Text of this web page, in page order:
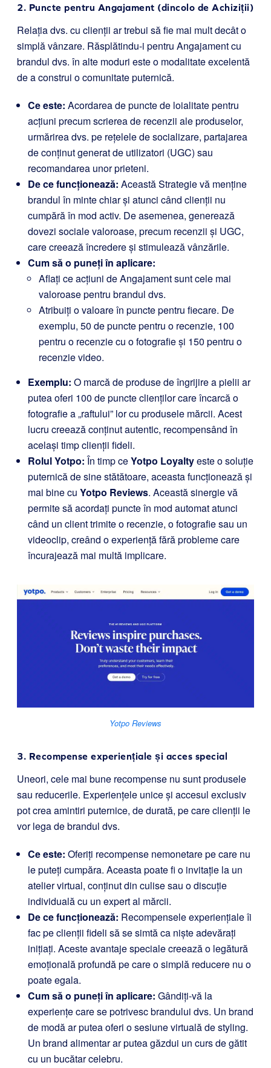
2. Puncte pentru Angajament (dincolo de Achiziții)
Relația dvs. cu clienții ar trebui să fie mai mult decât o
simplă vânzare. Răsplătindu-i pentru Angajament cu
brandul dvs. în alte moduri este o modalitate excelentă
de a construi o comunitate puternică.
Ce este: Acordarea de puncte de loialitate pentru
acțiuni precum scrierea de recenzii ale produselor,
urmărirea dvs. pe rețelele de socializare, partajarea
de conținut generat de utilizatori (UGC) sau
recomandarea unor prieteni.
De ce funcționează: Această Strategie vă menține
brandul în minte chiar și atunci când clienții nu
cumpără în mod activ. De asemenea, generează
dovezi sociale valoroase, precum recenzii și UGC,
care creează încredere și stimulează vânzările.
Cum să o puneți în aplicare:
Aflați ce acțiuni de Angajament sunt cele mai
valoroase pentru brandul dvs.
Atribuiți o valoare în puncte pentru fiecare. De
exemplu, 50 de puncte pentru o recenzie, 100
pentru o recenzie cu o fotografie și 150 pentru o
recenzie video.
Exemplu: O marcă de produse de îngrijire a pielii ar
putea oferi 100 de puncte clienților care încarcă o
fotografie a „raftului” lor cu produsele mărcii. Acest
lucru creează conținut autentic, recompensând în
același timp clienții fideli.
Rolul Yotpo: În timp ceYotpo Loyaltyeste o soluție
puternică de sine stătătoare, aceasta funcționează și
mai bine cu Yotpo Reviews. Această sinergie vă
permite să acordați puncte în mod automat atunci
când un client trimite o recenzie, o fotografie sau un
videoclip, creând o experiență fără probleme care
încurajează mai multă implicare.
Yotpo Reviews
3. Recompense experiențiale și acces special
Uneori, cele mai bune recompense nu sunt produsele
sau reducerile. Experiențele unice și accesul exclusiv
pot crea amintiri puternice, de durată, pe care clienții le
vor lega de brandul dvs.
Ce este: Oferiți recompense nemonetare pe care nu
le puteți cumpăra. Aceasta poate fi o invitație la un
atelier virtual, conținut din culise sau o discuție
individuală cu un expert al mărcii.
De ce funcționează: Recompensele experiențiale îi
fac pe clienții fideli să se simtă ca niște adevărați
inițiați. Aceste avantaje speciale creează o legătură
emoțională profundă pe care o simplă reducere nu o
poate egala.
Cum să o puneți în aplicare: Gândiți-vă la
experiențe care se potrivesc brandului dvs. Un brand
de modă ar putea oferi o sesiune virtuală de styling.
Un brand alimentar ar putea găzdui un curs de gătit
cu un bucătar celebru.